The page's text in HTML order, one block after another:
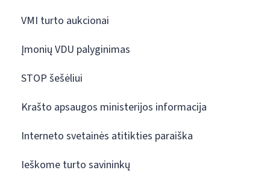
VMI turto aukcionai
Įmonių VDU palyginimas
STOP šešėliui
Krašto apsaugos ministerijos informacija
Interneto svetainės atitikties paraiška
Ieškome turto savininkų